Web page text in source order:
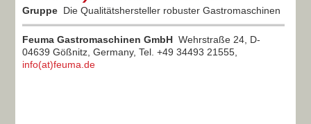
Gruppe Die Qualitätshersteller robuster Gastromaschinen
Feuma Gastromaschinen GmbH Wehrstraße 24, D-
04639 Gößnitz, Germany, Tel. +49 34493 21555,
info(at)feuma.de